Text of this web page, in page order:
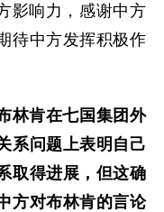
影响力，感谢中方
待中方发挥积极作
林肯在七国集团外
系问题上表明自己
取得进展，但这确
方对布林肯的言论